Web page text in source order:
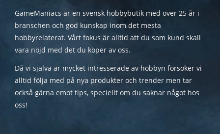
GameManiacs är en svensk hobbybutik med över 25 år i
branschen och god kunskap inom det mesta
hobbyrelaterat. Vårt fokus är alltid att du som kund skall
vara nöjd med det du köper av oss.
Då vi själva är mycket intresserade av hobbyn försöker vi
alltid följa med på nya produkter och trender men tar
också gärna emot tips, speciellt om du saknar något hos
oss!